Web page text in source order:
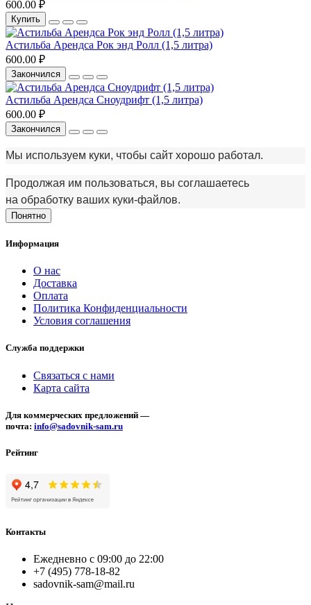
600.00 ₽
Купить
Астильба Арендса Рок энд Ролл (1,5 литра)
600.00 ₽
Закончился
Астильба Арендса Сноудрифт (1,5 литра)
600.00 ₽
Закончился
Мы используем куки, чтобы сайт хорошо работал.
Продолжая им пользоваться, вы соглашаетесь
на обработку ваших куки‑файлов.
Понятно
Информация
О нас
Доставка
Оплата
Политика Конфиденциальности
Условия соглашения
Служба поддержки
Связаться с нами
Карта сайта
Для коммерческих предложений —
почта: info@sadovnik-sam.ru
Рейтинг
Контакты
Ежедневно с 09:00 до 22:00
+7 (495) 778-18-82
sadovnik-sam@mail.ru